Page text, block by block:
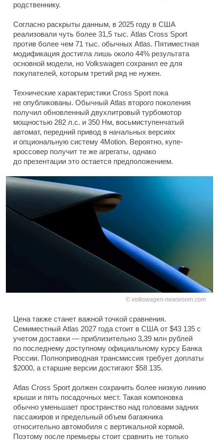
родственнику.
Согласно раскрыты данным, в 2025 году в США
реализовали чуть более 31,5 тыс. Atlas Cross Sport
против более чем 71 тыс. обычных Atlas. Пятиместная
модификация достигла лишь около 44% результата
основной модели, но Volkswagen сохранил ее для
покупателей, которым третий ряд не нужен.
Технические характеристики Cross Sport пока
не опубликованы. Обычный Atlas второго поколения
получил обновленный двухлитровый турбомотор
мощностью 282 л.с. и 350 Нм, восьмиступенчатый
автомат, передний привод в начальных версиях
и опциональную систему 4Motion. Вероятно, купе-
кроссовер получит те же агрегаты, однако
до презентации это остается предположением.
volkswagen-newsroom.com
Цена также станет важной точкой сравнения.
Семиместный Atlas 2027 года стоит в США от $43 135 с
учетом доставки — приблизительно 3,39 млн рублей
по последнему доступному официальному курсу Банка
России. Полноприводная трансмиссия требует доплаты
$2000, а старшие версии достигают $58 135.
Atlas Cross Sport должен сохранить более низкую линию
крыши и пять посадочных мест. Такая компоновка
обычно уменьшает пространство над головами задних
пассажиров и предельный объем багажника
относительно автомобиля с вертикальной кормой.
Поэтому после премьеры стоит сравнить не только